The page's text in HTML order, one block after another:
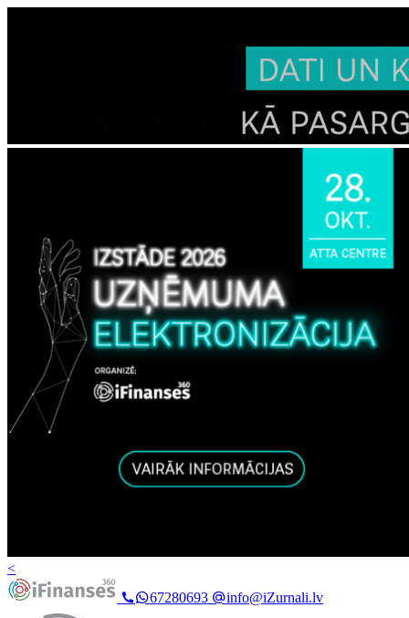
<
67280693
info@iZurnali.lv